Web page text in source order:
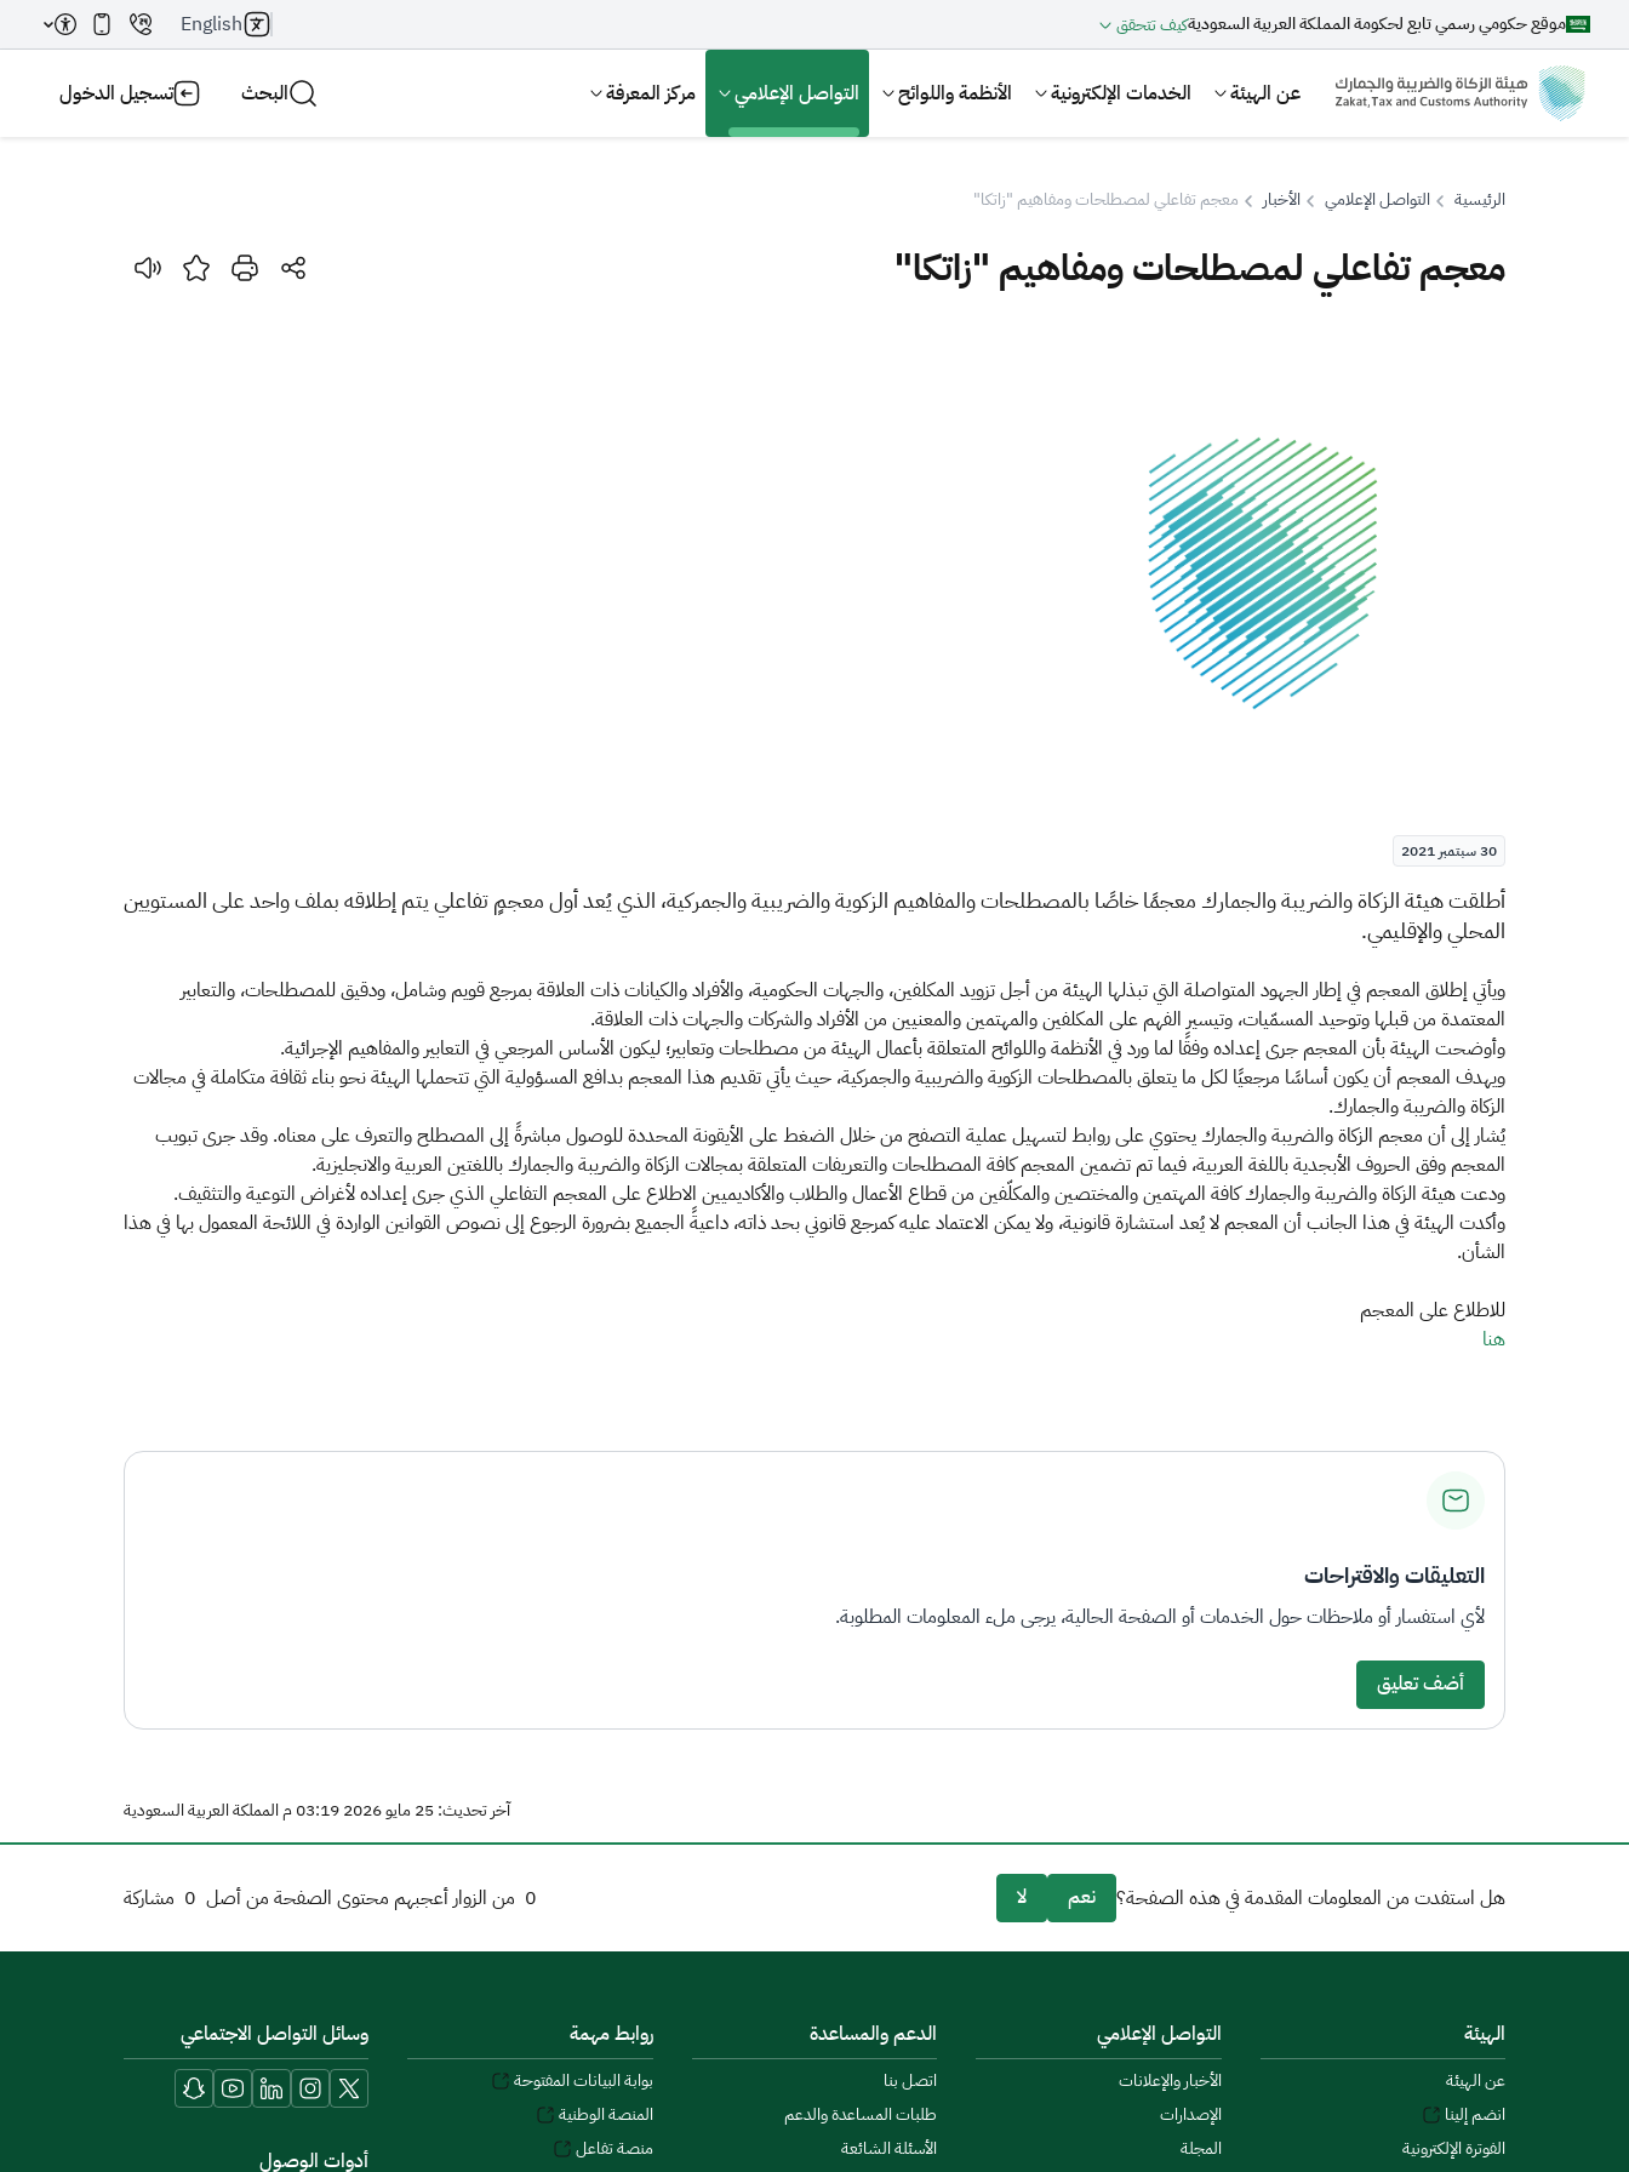
موقع حكومي رسمي تابع لحكومة المملكة العربية السعوديةكيف تتحقق English
عن الهيئة الخدمات الإلكترونية الأنظمة واللوائح التواصل الإعلامي مركز المعرفة البحث تسجيل الدخول
بحث
الجمارك ضريبة القيمة المضافة
الرئيسية التواصل الإعلامي الأخبار معجم تفاعلي لمصطلحات ومفاهيم "زاتكا"
معجم تفاعلي لمصطلحات ومفاهيم "زاتكا"
30 سبتمبر 2021
​​أطلقت هيئة الزكاة والضريبة والجمارك معجمًا خاصًا بالمصطلحات والمفاهيم الزكوية والضريبية والجمركية، الذي يُعد أول معجمٍ تفاعلي يتم إطلاقه بملف واحد على المستويين
المحلي والإقليمي.
ويأتي إطلاق المعجم في إطار الجهود المتواصلة التي تبذلها الهيئة من أجل تزويد المكلفين، والجهات الحكومية، والأفراد والكيانات ذات العلاقة بمرجع قويم وشامل، ودقيق للمصطلحات، والتعابير
المعتمدة من قبلها وتوحيد المسمّيات، وتيسير الفهم على المكلفين والمهتمين والمعنيين من الأفراد والشركات والجهات ذات العلاقة.
وأوضحت الهيئة بأن المعجم جرى إعداده وفقًا لما ورد في الأنظمة واللوائح المتعلقة بأعمال الهيئة من مصطلحات وتعابير؛ ليكون الأساس المرجعي في التعابير والمفاهيم الإجرائية.
ويهدف المعجم أن يكون أساسًا مرجعيًا لكل ما يتعلق بالمصطلحات الزكوية والضريبية والجمركية، حيث يأتي تقديم هذا المعجم بدافع المسؤولية التي تتحملها الهيئة نحو بناء ثقافة متكاملة في مجالات
الزكاة والضريبة والجمارك.
يُشار إلى أن معجم الزكاة والضريبة والجمارك يحتوي على روابط لتسهيل عملية التصفح من خلال الضغط على الأيقونة المحددة للوصول مباشرةً إلى المصطلح والتعرف على معناه. وقد جرى تبويب
المعجم وفق الحروف الأبجدية باللغة العربية، فيما تم تضمين المعجم كافة المصطلحات والتعريفات المتعلقة بمجالات الزكاة والضريبة والجمارك باللغتين العربية والانجليزية.
ودعت هيئة الزكاة والضريبة والجمارك كافة المهتمين والمختصين والمكلّفين من قطاع الأعمال والطلاب والأكاديميين الاطلاع على المعجم التفاعلي الذي جرى إعداده لأغراض التوعية والتثقيف.
وأكدت الهيئة في هذا الجانب أن المعجم لا يُعد استشارة قانونية، ولا يمكن الاعتماد عليه كمرجع قانوني بحد ذاته، داعيةً الجميع بضرورة الرجوع إلى نصوص القوانين الواردة في اللائحة المعمول بها في هذا
الشأن.
للاطلاع على المعجم
هنا
التعليقات والاقتراحات
لأي استفسار أو ملاحظات حول الخدمات أو الصفحة الحالية، يرجى ملء المعلومات المطلوبة.
أضف تعليق
آخر تحديث: 25 مايو 2026 03:19 م المملكة العربية السعودية
0 من الزوار أعجبهم محتوى الصفحة من أصل 0 مشاركة هل استفدت من المعلومات المقدمة في هذه الصفحة؟ نعم لا
الهيئة
عن الهيئة
انضم إلينا
الفوترة الإلكترونية
التواصل الإعلامي
الأخبار والإعلانات
الإصدارات
المجلة
الدعم والمساعدة
اتصل بنا
طلبات المساعدة والدعم
الأسئلة الشائعة
روابط مهمة
بوابة البيانات المفتوحة
المنصة الوطنية
منصة تفاعل
وسائل التواصل الاجتماعي
أدوات الوصول